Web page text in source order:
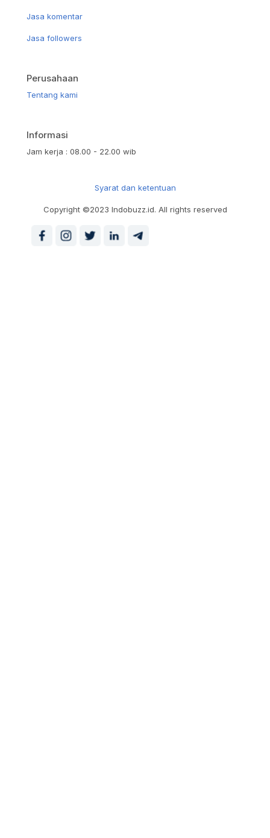
Jasa komentar
Jasa followers
Perusahaan
Tentang kami
Informasi
Jam kerja : 08.00 - 22.00 wib
Syarat dan ketentuan
Copyright ©2023 Indobuzz.id. All rights reserved